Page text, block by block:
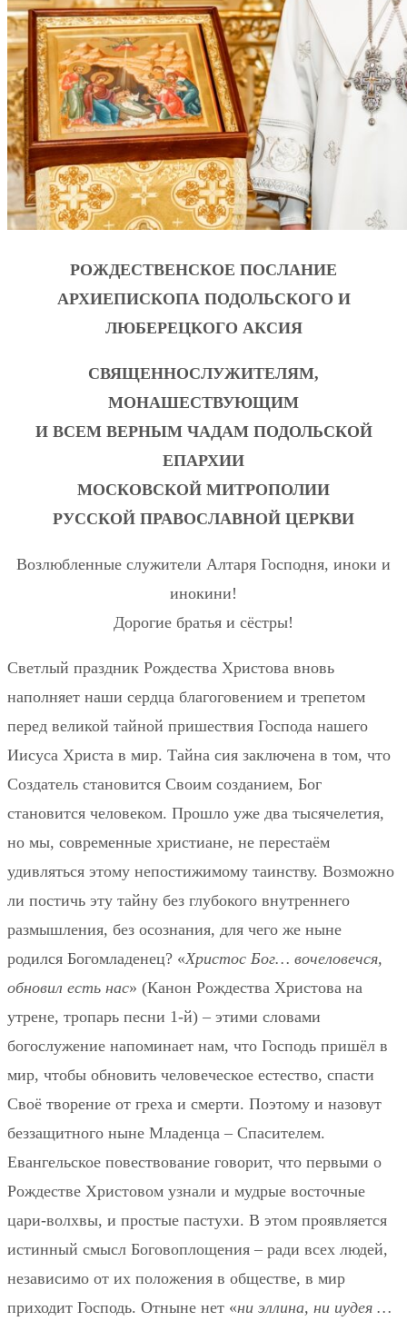
РОЖДЕСТВЕНСКОЕ ПОСЛАНИЕ
АРХИЕПИСКОПА ПОДОЛЬСКОГО И
ЛЮБЕРЕЦКОГО АКСИЯ
СВЯЩЕННОСЛУЖИТЕЛЯМ,
МОНАШЕСТВУЮЩИМ
И ВСЕМ ВЕРНЫМ ЧАДАМ ПОДОЛЬСКОЙ
ЕПАРХИИ
МОСКОВСКОЙ МИТРОПОЛИИ
РУССКОЙ ПРАВОСЛАВНОЙ ЦЕРКВИ
Возлюбленные служители Алтаря Господня, иноки и
инокини!
Дорогие братья и сёстры!
Светлый праздник Рождества Христова вновь
наполняет наши сердца благоговением и трепетом
перед великой тайной пришествия Господа нашего
Иисуса Христа в мир. Тайна сия заключена в том, что
Создатель становится Своим созданием, Бог
становится человеком. Прошло уже два тысячелетия,
но мы, современные христиане, не перестаём
удивляться этому непостижимому таинству. Возможно
ли постичь эту тайну без глубокого внутреннего
размышления, без осознания, для чего же ныне
родился Богомладенец? «Христос Бог… вочеловечся,
обновил есть нас» (Канон Рождества Христова на
утрене, тропарь песни 1-й) – этими словами
богослужение напоминает нам, что Господь пришёл в
мир, чтобы обновить человеческое естество, спасти
Своё творение от греха и смерти. Поэтому и назовут
беззащитного ныне Младенца – Спасителем.
Евангельское повествование говорит, что первыми о
Рождестве Христовом узнали и мудрые восточные
цари-волхвы, и простые пастухи. В этом проявляется
истинный смысл Боговоплощения – ради всех людей,
независимо от их положения в обществе, в мир
приходит Господь. Отныне нет «ни эллина, ни иудея …